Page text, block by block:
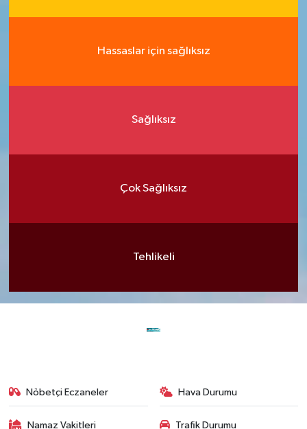
Hassaslar için sağlıksız
Sağlıksız
Çok Sağlıksız
Tehlikeli
Nöbetçi Eczaneler Hava Durumu
Namaz Vakitleri Trafik Durumu